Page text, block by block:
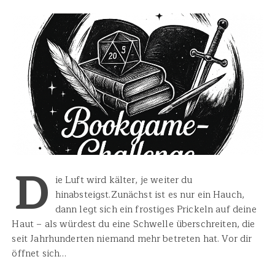
D ie Luft wird kälter, je weiter du
hinabsteigst.Zunächst ist es nur ein Hauch,
dann legt sich ein frostiges Prickeln auf deine
Haut – als würdest du eine Schwelle überschreiten, die
seit Jahrhunderten niemand mehr betreten hat. Vor dir
öffnet sich…